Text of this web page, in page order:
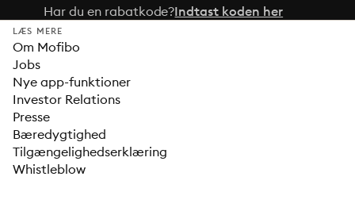
Har du en rabatkode?Indtast koden her
LÆS MERE
Om Mofibo
Jobs
Nye app-funktioner
Investor Relations
Presse
Bæredygtighed
Tilgængelighedserklæring
Whistleblow